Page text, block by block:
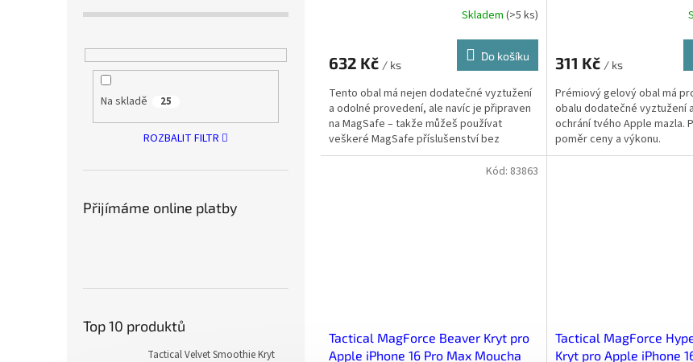
Na skladě 25
ROZBALIT FILTR
Přijímáme online platby
Top 10 produktů
Tactical Velvet Smoothie Kryt
Skladem (>5 ks)
632 Kč / ks
Do košíku
Tento obal má nejen dodatečné vyztužení
a odolné provedení, ale navíc je připraven
na MagSafe – takže můžeš používat
veškeré MagSafe příslušenství bez
omezení.
311 Kč / ks
Prémiový gelový obal má
obalu dodatečné vyztužení
ochrání tvého Apple mazla.
poměr ceny a výkonu.
Tactical MagForce Beaver Kryt pro
Apple iPhone 16 Pro Max Moucha
Kód: 83863
Tactical MagForce
Kryt pro Apple iPhone